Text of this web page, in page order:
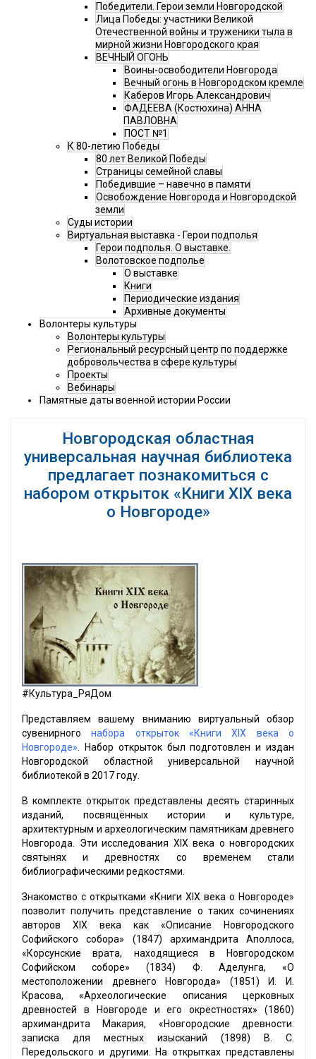
Победители. Герои земли Новгородской
Лица Победы: участники Великой
Отечественной войны и труженики тыла в
мирной жизни Новгородского края
ВЕЧНЫЙ ОГОНЬ
Воины-освободители Новгорода
Вечный огонь в Новгородском кремле
Каберов Игорь Александрович
ФАДЕЕВА (Костюхина) АННА
ПАВЛОВНА
ПОСТ №1
К 80-летию Победы
80 лет Великой Победы
Страницы семейной славы
Победившие – навечно в памяти
Освобождение Новгорода и Новгородской
земли
Суды истории
Виртуальная выставка - Герои подполья
Герои подполья. О выставке.
Волотовское подполье
О выставке
Книги
Периодические издания
Архивные документы
Волонтеры культуры
Волонтеры культуры
Региональный ресурсный центр по поддержке
добровольчества в сфере культуры
Проекты
Вебинары
Памятные даты военной истории России
Новгородская областная
универсальная научная библиотека
предлагает познакомиться с
набором открыток «Книги XIX века
о Новгороде»
#Культура_РяДом
Представляем вашему вниманию виртуальный обзор
сувенирногонабора открыток «Книги XIX века о
Новгороде». Набор открыток был подготовлен и издан
Новгородской областной универсальной научной
библиотекой в 2017 году.
В комплекте открыток представлены десять старинных
изданий, посвящённых истории и культуре,
архитектурным и археологическим памятникам древнего
Новгорода. Эти исследования XIX века о новгородских
святынях и древностях со временем стали
библиографическими редкостями.
Знакомство с открытками «Книги XIX века о Новгороде»
позволит получить представление о таких сочинениях
авторов XIX века как «Описание Новгородского
Софийского собора» (1847) архимандрита Аполлоса,
«Корсунские врата, находящиеся в Новгородском
Софийском соборе» (1834) Ф. Аделунга, «О
местоположении древнего Новгорода» (1851) И. И.
Красова, «Археологические описания церковных
древностей в Новгороде и его окрестностях» (1860)
архимандрита Макария, «Новгородские древности:
записка для местных изысканий (1898) В. С.
Передольского и другими. На открытках представлены